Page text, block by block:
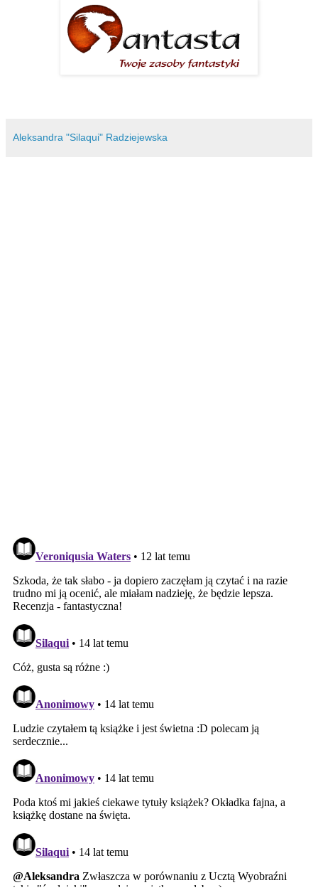
Aleksandra "Silaqui" Radziejewska